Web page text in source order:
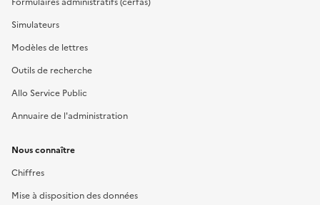
Simulateurs
Modèles de lettres
Outils de recherche
Allo Service Public
Annuaire de l'administration
Nous connaître
Chiffres
Mise à disposition des données